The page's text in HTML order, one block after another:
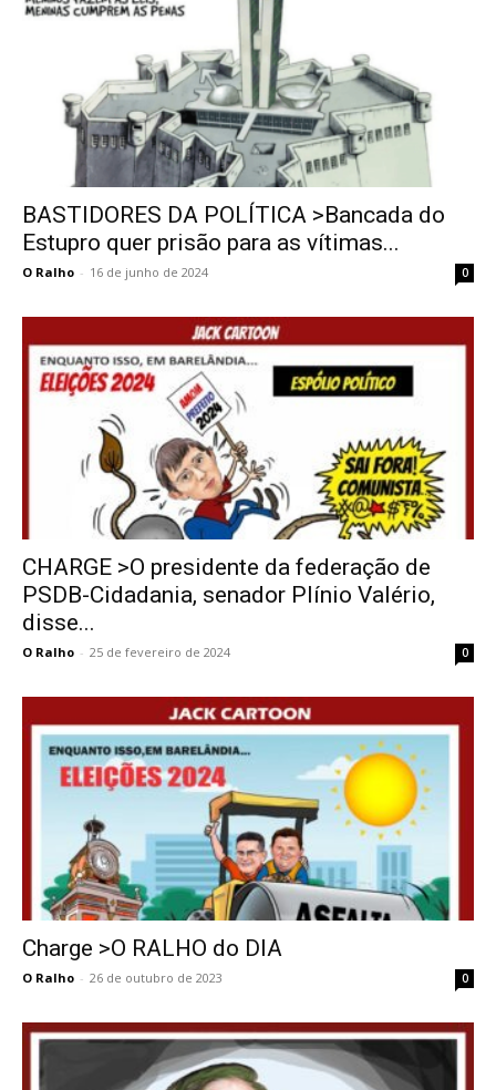
BASTIDORES DA POLÍTICA >Bancada do
Estupro quer prisão para as vítimas...
O Ralho - 16 de junho de 2024 0
CHARGE >O presidente da federação de
PSDB-Cidadania, senador Plínio Valério,
disse...
O Ralho - 25 de fevereiro de 2024 0
Charge >O RALHO do DIA
O Ralho - 26 de outubro de 2023 0